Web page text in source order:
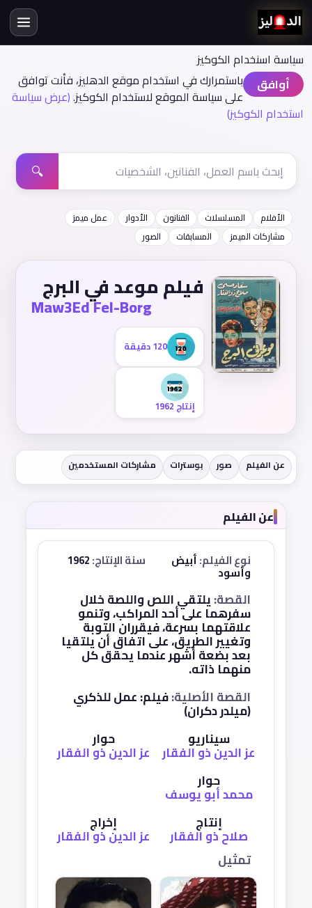
سياسة اسنخدام الكوكيز
أوافق
باستمرارك في استخدام موقع الدهليز، فأنت توافق
على سياسة الموقع لاستخدام الكوكيز.(عرض سياسة
استخدام الكوكيز)
🔍
الأفلام المسلسلات الفنانون الأدوار
عمل ميمز
مشاركات الميمز
المسابقات الصور
فيلم موعد في البرج
Maw3Ed Fel-Borg
120 دقيقة
إنتاج 1962
عن الفيلم صور بوسترات مشاركات المستخدمين
عن الفيلم
نوع الفيلم:أبيض
وأسود
سنة الإنتاج:
القصة:يلتقي اللص واللصة خلال
سفرهما على أحد المراكب، وتنمو
علاقتهما بسرعة، فيقرران التوبة
وتغيير الطريق، على اتفاق أن يلتقيا
بعد بضعة أشهر عندما يحقق كل
منهما ذاته.
القصة الأصلية:فيلم: عمل للذكري
(ميلدر دكران)
سيناريو
عز الدين ذو الفقار
حوار
عز الدين ذو الفقار
حوار
محمد أبو يوسف
إنتاج
صلاح ذو الفقار
إخراج
عز الدين ذو الفقار
تمثيل